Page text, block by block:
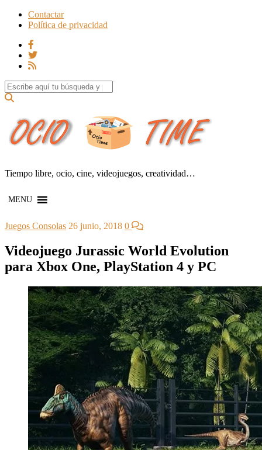
Contactar
Política de privacidad
Search for:
Tiempo libre, ocio, cine, videojuegos, creatividad…
MENU
Juegos Consolas 26 junio, 2018 0
Videojuego Jurassic World Evolution
para Xbox One, PlayStation 4 y PC